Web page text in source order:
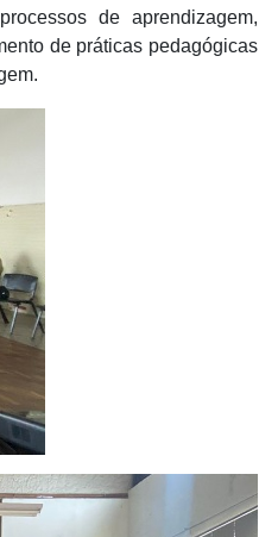
de aprendizagem,
de práticas pedagógicas